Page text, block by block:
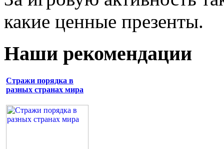
какие ценные презенты.
Наши рекомендации
Стражи порядка в
разных странах мира